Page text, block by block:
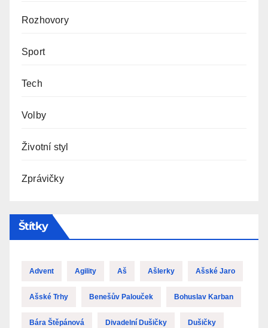
Rozhovory
Sport
Tech
Volby
Životní styl
Zprávičky
Štítky
Advent Agility Aš Ašlerky Ašské Jaro
Ašské Trhy Benešův Palouček Bohuslav Karban
Bára Štěpánová Divadelní Dušičky Dušičky